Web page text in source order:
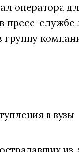
оператора
службе
в вузы